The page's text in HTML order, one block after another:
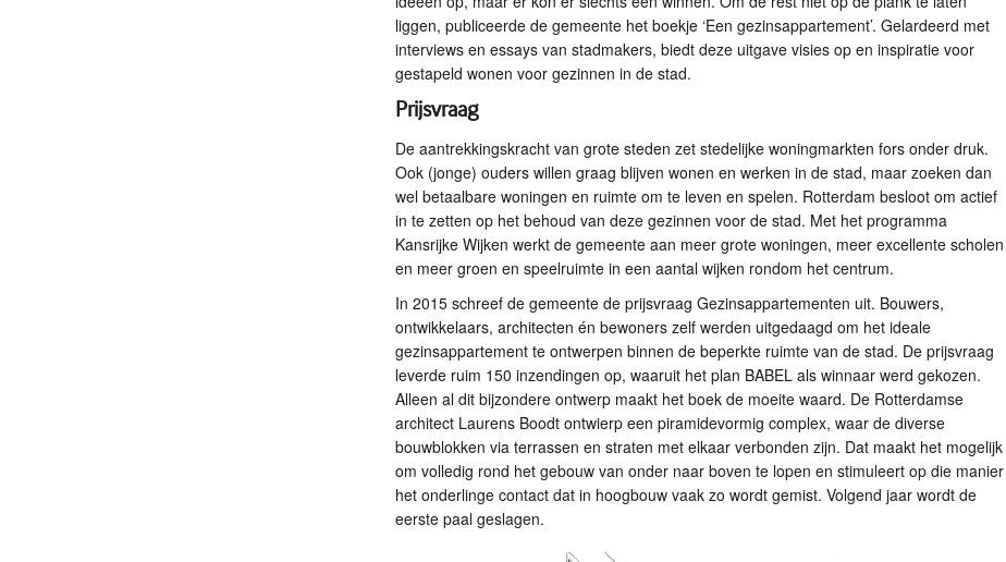
liggen, publiceerde de gemeente het boekje ‘Een gezinsappartement’. Gelardeerd met
interviews en essays van stadmakers, biedt deze uitgave visies op en inspiratie voor
gestapeld wonen voor gezinnen in de stad.
Prijsvraag
De aantrekkingskracht van grote steden zet stedelijke woningmarkten fors onder druk.
Ook (jonge) ouders willen graag blijven wonen en werken in de stad, maar zoeken dan
wel betaalbare woningen en ruimte om te leven en spelen. Rotterdam besloot om actief
in te zetten op het behoud van deze gezinnen voor de stad. Met het programma
Kansrijke Wijken werkt de gemeente aan meer grote woningen, meer excellente scholen
en meer groen en speelruimte in een aantal wijken rondom het centrum.
In 2015 schreef de gemeente de prijsvraag Gezinsappartementen uit. Bouwers,
ontwikkelaars, architecten én bewoners zelf werden uitgedaagd om het ideale
gezinsappartement te ontwerpen binnen de beperkte ruimte van de stad. De prijsvraag
leverde ruim 150 inzendingen op, waaruit het plan BABELals winnaar werd gekozen.
Alleen al dit bijzondere ontwerp maakt het boek de moeite waard. De Rotterdamse
architect Laurens Boodt ontwierp een piramidevormig complex, waar de diverse
bouwblokken via terrassen en straten met elkaar verbonden zijn. Dat maakt het mogelijk
om volledig rond het gebouw van onder naar boven te lopen en stimuleert op die manier
het onderlinge contact dat in hoogbouw vaak zo wordt gemist. Volgend jaar wordt de
eerste paal geslagen.